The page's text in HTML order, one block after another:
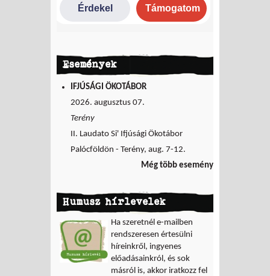
Események
IFJÚSÁGI ÖKOTÁBOR
2026. augusztus 07.
Terény
II. Laudato Si' Ifjúsági Ökotábor
Palócföldön - Terény, aug. 7-12.
Még több esemény
Humusz hírlevelek
Ha szeretnél e-mailben
rendszeresen értesülni
híreinkről, ingyenes
előadásainkról, és sok
másról is, akkor iratkozz fel